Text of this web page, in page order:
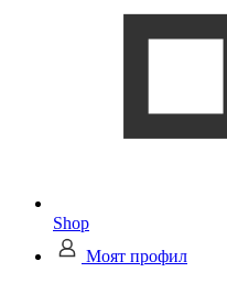
Shop
Моят профил